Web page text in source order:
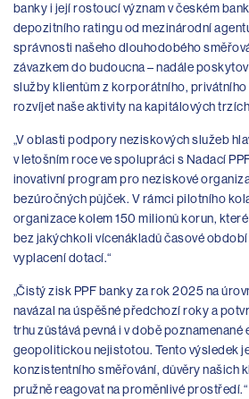
banky i její rostoucí význam v českém
depozitního ratingu od mezinárodní
správnosti našeho dlouhodobého
závazkem do budoucna – nadále
služby klientům z korporátního, privátního
rozvíjet naše aktivity na kapitálových
„V oblasti podpory neziskových služeb
v letošním roce ve spolupráci s Nadací
inovativní program pro neziskové
bezúročných půjček. V rámci pilotního
organizace kolem 150 milionů korun,
bez jakýchkoli vícenákladů časové
vyplacení dotací.“
„Čistý zisk PPF banky za rok 2025 na
navázal na úspěšné předchozí roky a
trhu zůstává pevná i v době poznamenané
geopolitickou nejistotou. Tento výsledek
konzistentního směřování, důvěry našich
pružně reagovat na proměnlivé prostředí.“